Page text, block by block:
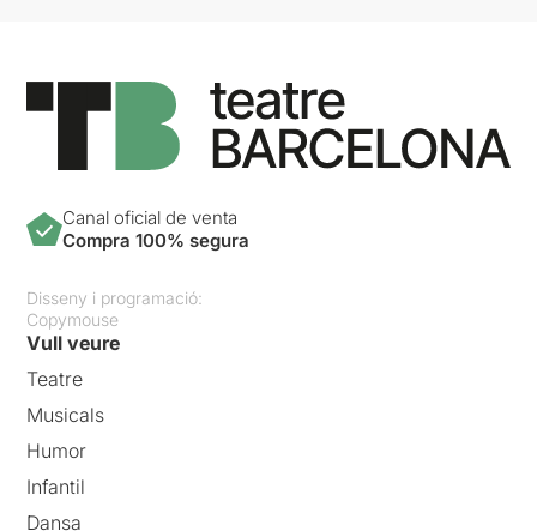
Canal oficial de venta
Compra 100% segura
Disseny i programació:
Copymouse
Vull veure
Teatre
Musicals
Humor
Infantil
Dansa